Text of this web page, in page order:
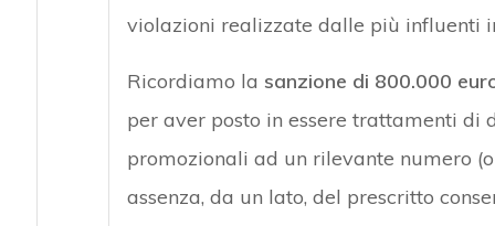
violazioni realizzate dalle più influenti
Ricordiamo la sanzione di 800.000
per aver posto in essere trattamenti di
promozionali ad un rilevante numero
assenza, da un lato, del prescritto